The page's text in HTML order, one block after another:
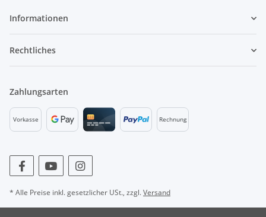
Informationen
Rechtliches
Zahlungsarten
Vorkasse Rechnung
* Alle Preise inkl. gesetzlicher USt., zzgl.Versand